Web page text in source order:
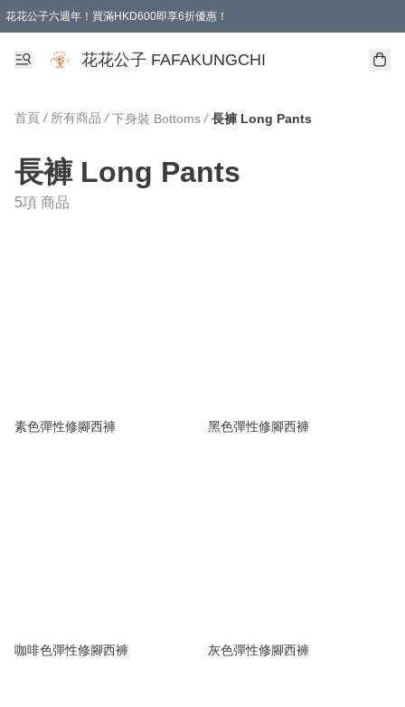
花花公子六週年！買滿HKD600即享6折優惠！
購物滿 HKD 600.00即享免運費優惠！（適用於 本地取貨 )
花花公子 FAFAKUNGCHI
首頁 / 所有商品 / 下身裝 Bottoms / 長褲 Long Pants
長褲 Long Pants
5項 商品
素色彈性修腳西褲 黑色彈性修腳西褲
咖啡色彈性修腳西褲 灰色彈性修腳西褲